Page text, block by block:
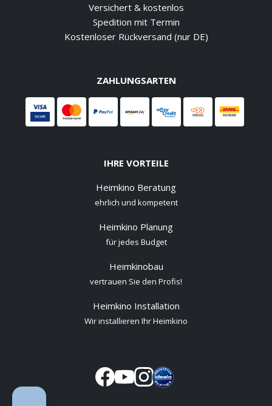
Versichert & kostenlos
Spedition mit Termin
Kostenloser Rückversand (nur DE)
ZAHLUNGSARTEN
IHRE VORTEILE
Heimkino Beratung
ehrlich und kompetent
Heimkino Planung
für jedes Budget
Heimkinobau
vertrauen Sie den Profis!
Heimkino Installation
Wir installieren Ihr Heimkino